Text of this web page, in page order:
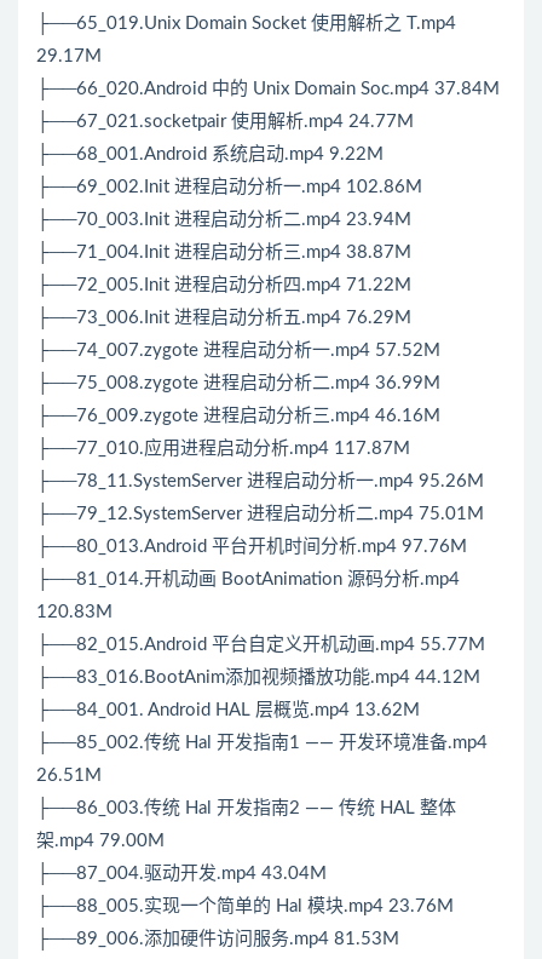
├──65_019.Unix Domain Socket 使用解析之 T.mp4
29.17M
├──66_020.Android 中的 Unix Domain Soc.mp4 37.84M
├──67_021.socketpair 使用解析.mp4 24.77M
├──68_001.Android 系统启动.mp4 9.22M
├──69_002.Init 进程启动分析一.mp4 102.86M
├──70_003.Init 进程启动分析二.mp4 23.94M
├──71_004.Init 进程启动分析三.mp4 38.87M
├──72_005.Init 进程启动分析四.mp4 71.22M
├──73_006.Init 进程启动分析五.mp4 76.29M
├──74_007.zygote 进程启动分析一.mp4 57.52M
├──75_008.zygote 进程启动分析二.mp4 36.99M
├──76_009.zygote 进程启动分析三.mp4 46.16M
├──77_010.应用进程启动分析.mp4 117.87M
├──78_11.SystemServer 进程启动分析一.mp4 95.26M
├──79_12.SystemServer 进程启动分析二.mp4 75.01M
├──80_013.Android 平台开机时间分析.mp4 97.76M
├──81_014.开机动画 BootAnimation 源码分析.mp4
120.83M
├──82_015.Android 平台自定义开机动画.mp4 55.77M
├──83_016.BootAnim添加视频播放功能.mp4 44.12M
├──84_001. Android HAL 层概览.mp4 13.62M
├──85_002.传统 Hal 开发指南1 —— 开发环境准备.mp4
26.51M
├──86_003.传统 Hal 开发指南2 —— 传统 HAL 整体
架.mp4 79.00M
├──87_004.驱动开发.mp4 43.04M
├──88_005.实现一个简单的 Hal 模块.mp4 23.76M
├──89_006.添加硬件访问服务.mp4 81.53M